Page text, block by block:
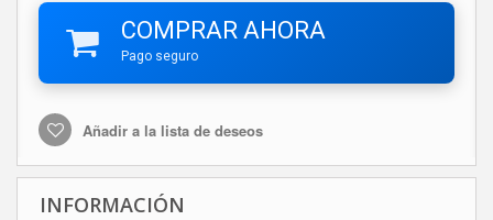
COMPRAR AHORA
Pago seguro
Añadir a la lista de deseos
INFORMACIÓN